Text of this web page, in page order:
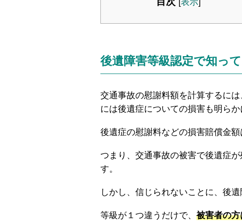
後遺障害等級認定で知っ
交通事故の慰謝料額を計算するに
には後遺症についての損害も明らか
後遺症の慰謝料などの損害賠償金
つまり、交通事故の被害で後遺症
す。
しかし、信じられないことに、後
等級が１つ違うだけで、被害者の